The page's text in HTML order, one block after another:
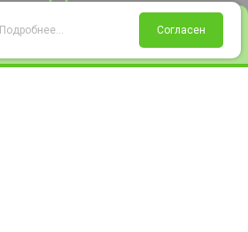
Избранное Корзина
Подробнее... Согласен